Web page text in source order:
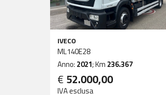
IVECO
ML140E28
Anno: 2021; Km 236.367
€ 52.000,00
IVA esclusa